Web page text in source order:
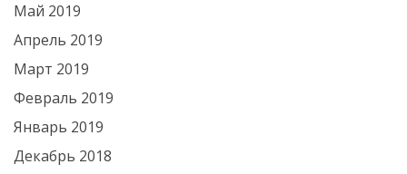
Май 2019
Апрель 2019
Март 2019
Февраль 2019
Январь 2019
Декабрь 2018